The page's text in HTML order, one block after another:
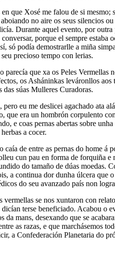
que Xosé me falou de si mesmo;
no aire os seus silencios ou
Durante aquel evento, por
porque el sempre estaba
só podía demostrarlle a miña
precioso tempo con lerias.
que xa os Peles Vermellas
os Asháninkas leváronllos aos
das súas Mulleres Curadoras.
eu me deslicei agachado ata
que era un hombrón corpulento
e coas pernas abertas sobre
a cocer.
de entre as pernas do home á
cun pau en forma de forquiña e
do tamaño de dúas moedas.
a continua dor dunha úlcera que
do seu avanzado país non
vermellas se nos xuntaron con
terse beneficiado. Acabou o
da mans, desexando que se
as razas, e que marchásemos
a Confederación Planetaria do